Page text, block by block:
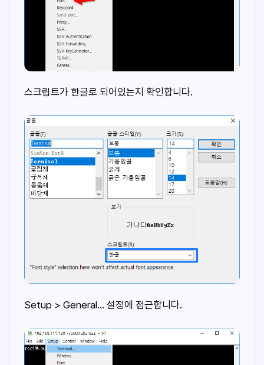
스크립트가 한글로 되어있는지 확인합니다.
Setup > General... 설정에 접근합니다.